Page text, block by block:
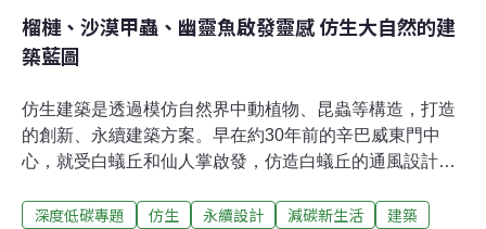
榴槤、沙漠甲蟲、幽靈魚啟發靈感 仿生大自然的建
築藍圖
仿生建築是透過模仿自然界中動植物、昆蟲等構造，打造
的創新、永續建築方案。早在約30年前的辛巴威東門中
心，就受白蟻丘和仙人掌啟發，仿造白蟻丘的通風設計，
人掌凹凸不平的表面，使夜間更容易散熱、降溫。這座仿
深度低碳專題 仿生 永續設計 減碳新生活
建築